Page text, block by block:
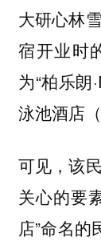
大研心林
宿开业时
为“柏乐朗
泳池酒店
可见，该
关心的要
店”命名的